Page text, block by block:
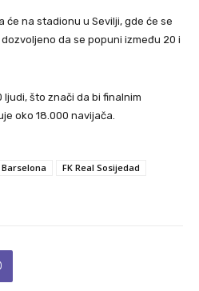
će na stadionu u Sevilji, gde će se
da se popuni između 20 i
što znači da bi finalnim
oko 18.000 navijača.
Barselona
FK Real Sosijedad